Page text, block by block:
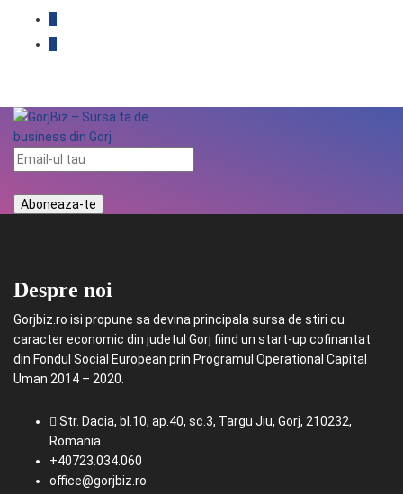
Despre noi
Gorjbiz.ro isi propune sa devina principala sursa de stiri cu
caracter economic din judetul Gorj fiind un start-up cofinantat
din Fondul Social European prin Programul Operational Capital
Uman 2014 – 2020.
Str. Dacia, bl.10, ap.40, sc.3, Targu Jiu, Gorj, 210232,
Romania
+40723.034.060
office@gorjbiz.ro